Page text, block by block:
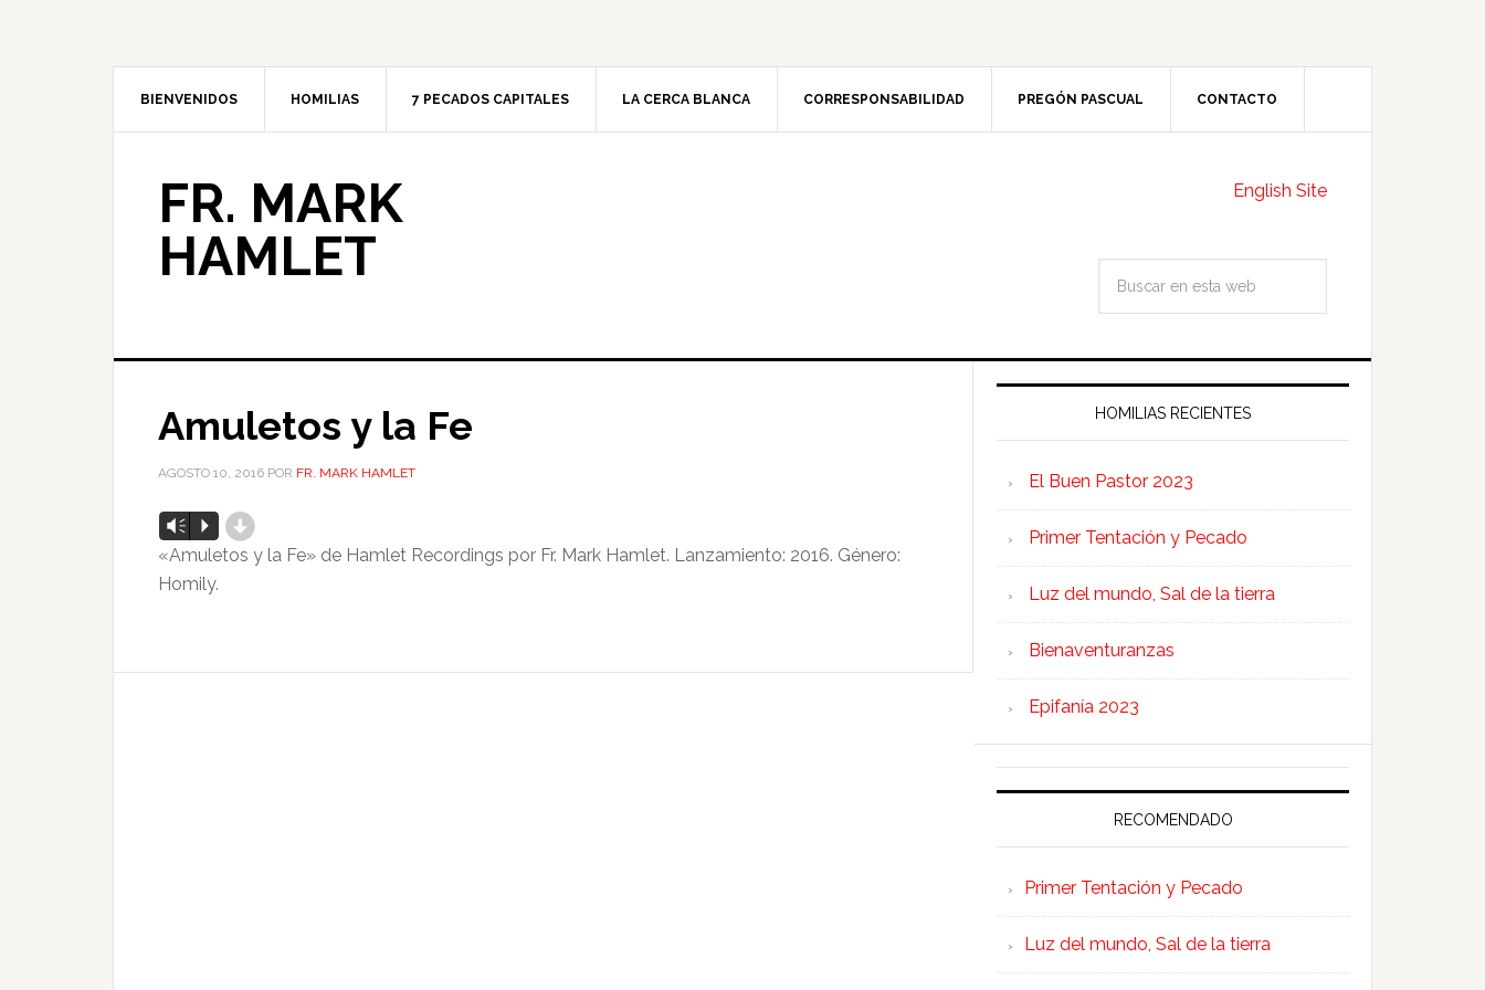
BIENVENIDOS HOMILIAS 7 PECADOS CAPITALES LA CERCA BLANCA CORRESPONSABILIDAD PREGÓN PASCUAL CONTACTO
FR. MARK
HAMLET
English Site
Amuletos y la Fe
AGOSTO 10, 2016 POR FR. MARK HAMLET
Reproductor
de
audio
Vm P d
«Amuletos y la Fe» de Hamlet Recordings por Fr. Mark Hamlet. Lanzamiento: 2016. Género:
Homily.
HOMILIAS RECIENTES
El Buen Pastor 2023
Primer Tentación y Pecado
Luz del mundo, Sal de la tierra
Bienaventuranzas
Epifanía 2023
RECOMENDADO
Primer Tentación y Pecado
Luz del mundo, Sal de la tierra